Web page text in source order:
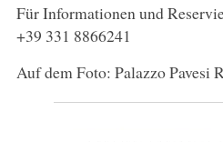
Für Informationen und
+39 331 8866241
Auf dem Foto: Palazzo Pavesi